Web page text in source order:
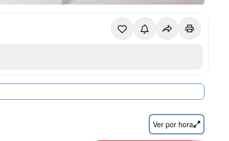
Ver por hora